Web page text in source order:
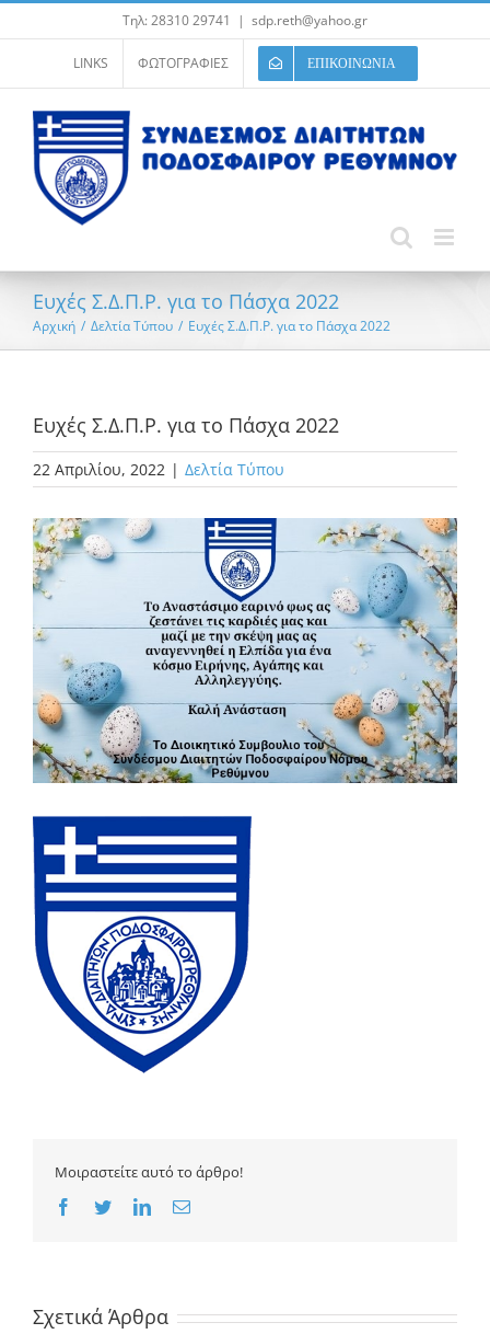
στο
περιεχόμενο
Τηλ: 28310 29741 | sdp.reth@yahoo.gr
LINKS ΦΩΤΟΓΡΑΦΙΕΣ ΕΠΙΚΟΙΝΩΝΙΑ
Ευχές Σ.Δ.Π.Ρ. για το Πάσχα 2022
Αρχική / Δελτία Τύπου / Ευχές Σ.Δ.Π.Ρ. για το Πάσχα 2022
Ευχές Σ.Δ.Π.Ρ. για το Πάσχα 2022
22 Απριλίου, 2022 | Δελτία Τύπου
Προβολή
μεγαλύτερης
εικόνας
Μοιραστείτε αυτό το άρθρο!
Facebook
TwitterLinkedInEmail
Σχετικά Άρθρα